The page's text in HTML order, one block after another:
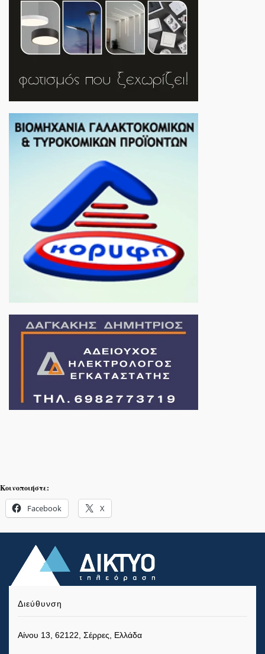
Κοινοποιήστε:
Facebook X
Διεύθυνση
Αίνου 13, 62122, Σέρρες, Ελλάδα